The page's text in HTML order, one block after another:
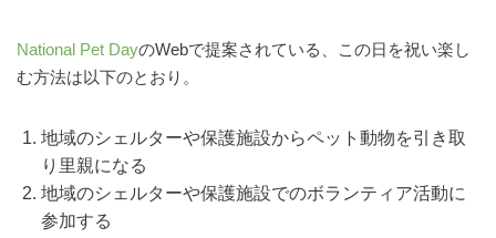
National Pet DayのWebで提案されている、この日を祝い楽し
む方法は以下のとおり。
地域のシェルターや保護施設からペット動物を引き取
り里親になる
地域のシェルターや保護施設でのボランティア活動に
参加する